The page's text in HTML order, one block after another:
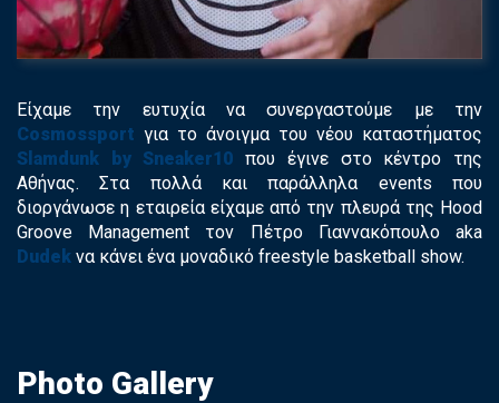
Είχαμε την ευτυχία να συνεργαστούμε με την
Cosmossport για το άνοιγμα του νέου καταστήματος
Slamdunk by Sneaker10 που έγινε στο κέντρο της
Αθήνας. Στα πολλά και παράλληλα events
που
διοργάνωσε η εταιρεία είχαμε από την πλευρά της Hood
Groove
Management τον Πέτρο Γιαννακόπουλοaka
Dudek να κάνει ένα μοναδικό freestyle basketball show.
Photo Gallery